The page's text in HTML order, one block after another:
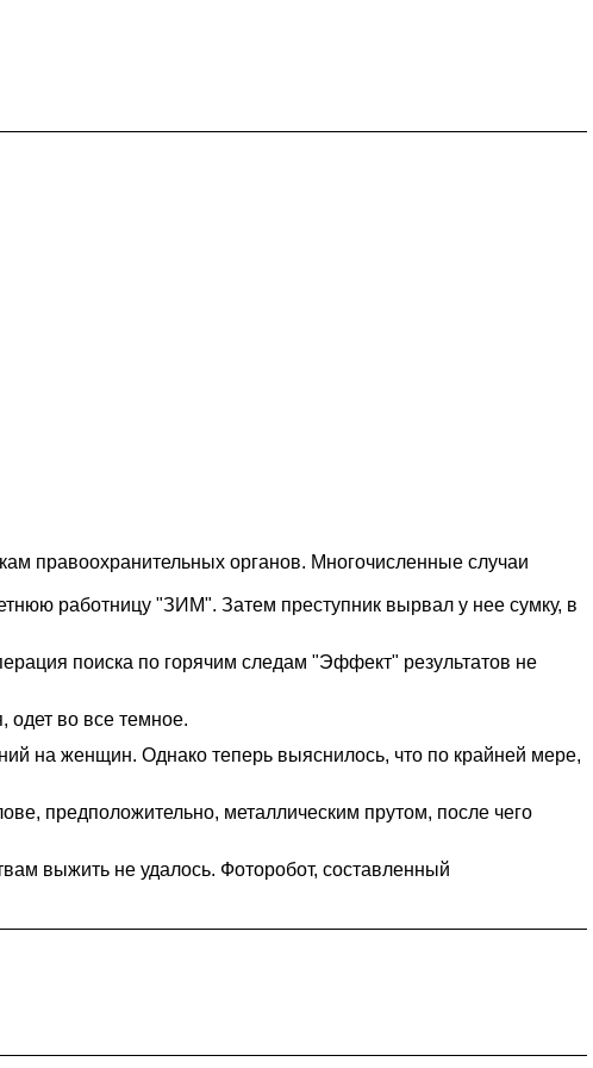
правоохранительных органов. Многочисленные случаи
работницу "ЗИМ". Затем преступник вырвал у нее сумку, в
поиска по горячим следам "Эффект" результатов не
одет во все темное.
на женщин. Однако теперь выяснилось, что по крайней мере,
предположительно, металлическим прутом, после чего
выжить не удалось. Фоторобот, составленный